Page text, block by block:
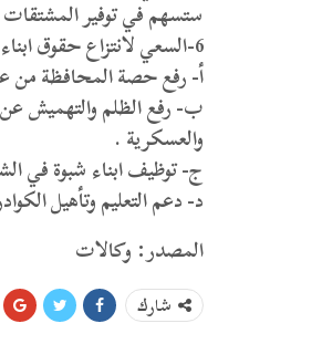
ستسهم في توفير المشتقات
6-السعي لانتزاع حقوق ابناء شبوة والمتمثلة.
أ- رفع حصة المحافظة من
ب- رفع الظلم والتهميش عن
والعسكرية .
ج- توظيف ابناء شبوة في
د- دعم التعليم وتأهيل
المصدر: وكالات
شارك